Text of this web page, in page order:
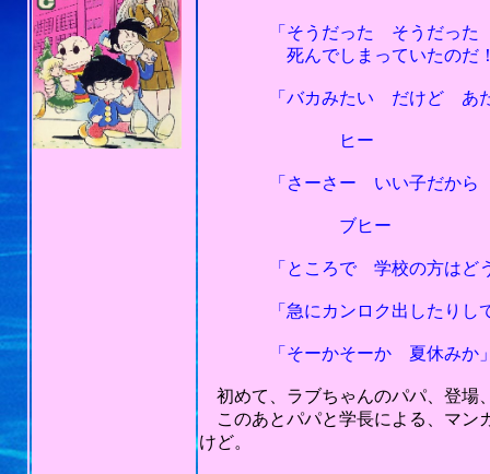
「そうだった そうだった
死んでしまっていたのだ
「バカみたい だけど あたし
ヒー
「さーさー いい子だから
ブヒー
「ところで 学校の方はどう
「急にカンロク出したりして
「そーかそーか 夏休みか
初めて、ラブちゃんのパパ、登場
このあとパパと学長による、マン
けど。